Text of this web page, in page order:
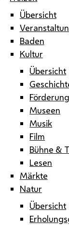
Übersicht
Baden
Kultur
Übersicht
Museen
Musik
Film
Bühne &
Lesen
Märkte
Natur
Übersicht